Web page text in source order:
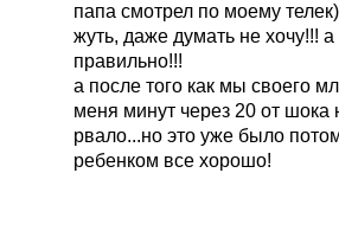
папа смотрел по моему
жуть, даже думать не хочу!!!
правильно!!!
а после того как мы своего
меня минут через 20 от шока
рвало...но это уже было
ребенком все хорошо!